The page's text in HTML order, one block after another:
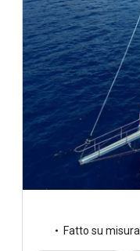
Fatto su misura